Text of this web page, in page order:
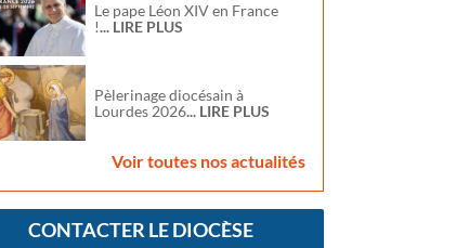
Le pape Léon XIV en France
!... LIRE PLUS
Pèlerinage diocésain à
Lourdes 2026... LIRE PLUS
Voir toutes nos actualités
CONTACTER LE DIOCÈSE